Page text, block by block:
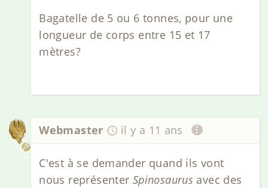
Bagatelle de 5 ou 6 tonnes, pour une
longueur de corps entre 15 et 17
mètres?
Webmaster il y a 11 ans
C'est à se demander quand ils vont
nous représenter Spinosaurus avec des